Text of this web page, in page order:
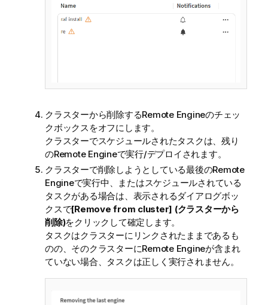
クラスターから削除するRemote Engineのチェッ
クボックスをオフにします。
クラスターでスケジュールされたタスクは、残り
のRemote Engineで実行/デプロイされます。
クラスターで削除しようとしている最後のRemote
Engineで実行中、またはスケジュールされている
タスクがある場合は、表示されるダイアログボッ
クスで[Remove from cluster] (クラスターから
削除)をクリックして確定します。
タスクはクラスターにリンクされたままであるも
のの、そのクラスターにRemote Engineが含まれ
ていない場合、タスクは正しく実行されません。